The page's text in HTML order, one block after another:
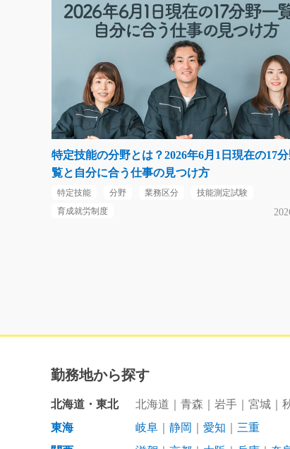
特定技能の分野とは？2026年6月1日現在の17
覧と自分に合う仕事の見つけ方
特定技能 分野 業務区分
技能測定試験
育成就労制度
勤務地から探す
北海道・東北 北海道 青森 岩手 宮城
東海
岐阜 静岡 愛知 三重